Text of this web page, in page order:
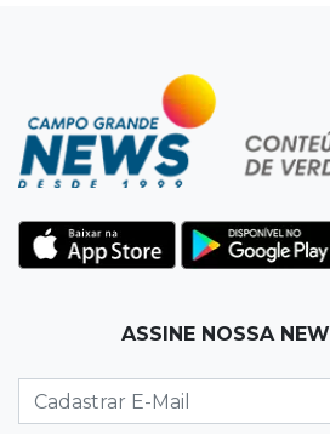
Rapaz é executado a tiros
mil em jogo de sinuca
Procurada: Juju fugiu no
domingo de manhã
Operação Lívia
"escrava virtual", diz delegada
ASSINE NOSSA